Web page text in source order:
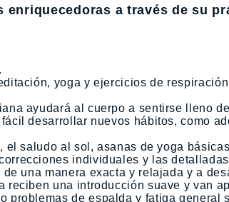
enriquecedoras a través de su
yoga y ejercicios de
ayudará al cuerpo a sentirse lleno
desarrollar nuevos hábitos, como
el saludo al sol, asanas de yoga
individuales y las
de una manera exacta y relajada y a
reciben una introducción suave y van
problemas de espalda y fatiga general